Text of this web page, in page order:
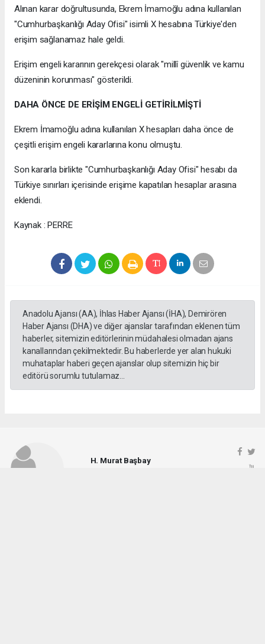
Alınan karar doğrultusunda, Ekrem İmamoğlu adına kullanılan
"Cumhurbaşkanlığı Aday Ofisi" isimli X hesabına Türkiye'den
erişim sağlanamaz hale geldi.
Erişim engeli kararının gerekçesi olarak "millî güvenlik ve kamu
düzeninin korunması" gösterildi.
DAHA ÖNCE DE ERİŞİM ENGELİ GETİRİLMİŞTİ
Ekrem İmamoğlu adına kullanılan X hesapları daha önce de
çeşitli erişim engeli kararlarına konu olmuştu.
Son kararla birlikte "Cumhurbaşkanlığı Aday Ofisi" hesabı da
Türkiye sınırları içerisinde erişime kapatılan hesaplar arasına
eklendi.
Kaynak : PERRE
Anadolu Ajansı (AA), İhlas Haber Ajansı (İHA), Demirören
Haber Ajansı (DHA) ve diğer ajanslar tarafından eklenen tüm
haberler, sitemizin editörlerinin müdahalesi olmadan ajans
kanallarından çekilmektedir. Bu haberlerde yer alan hukuki
muhataplar haberi geçen ajanslar olup sitemizin hiç bir
editörü sorumlu tutulamaz...
H. Murat Başbay